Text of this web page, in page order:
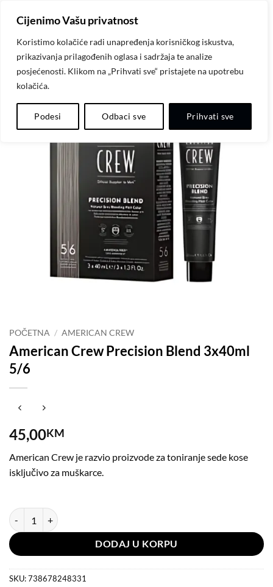
Cijenimo Vašu privatnost
Koristimo kolačiće radi unapređenja korisničkog iskustva,
prikazivanja prilagođenih oglasa i sadržaja te analize
posjećenosti. Klikom na „Prihvati sve“ pristajete na upotrebu
kolačića.
Podesi Odbaci sve Prihvati sve
content
Dodaj
listu
POČETNA / AMERICAN CREW
American Crew Precision Blend 3x40ml
5/6
45,00KM
American Crew je razvio proizvode za toniranje sede kose
isključivo za muškarce.
American Crew Precision Blend 3x40ml 5/6 količina
DODAJ U KORPU
SKU:738678248331